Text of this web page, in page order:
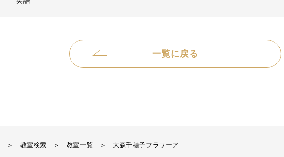
一覧に戻る
＞ 教室検索 ＞ 教室一覧 ＞ 大森千穂子フラワーア...